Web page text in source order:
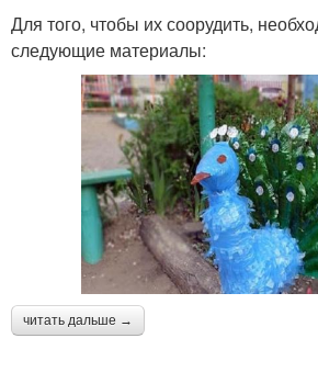
Для того, чтобы их соорудить,
следующие материалы:
читать дальше →